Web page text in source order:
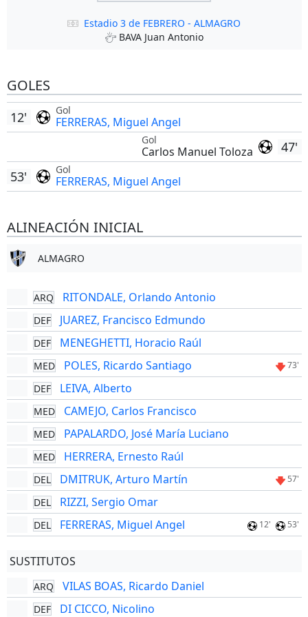
Estadio 3 de FEBRERO - ALMAGRO
BAVA Juan Antonio
GOLES
Gol
FERRERAS, Miguel Angel
12'
47'
Gol
Carlos Manuel Toloza
Gol
FERRERAS, Miguel Angel
53'
ALINEACIÓN INICIAL
ALMAGRO
ARQ RITONDALE, Orlando Antonio
DEF JUAREZ, Francisco Edmundo
DEF MENEGHETTI, Horacio Raúl
MED POLES, Ricardo Santiago 73'
DEF LEIVA, Alberto
MED CAMEJO, Carlos Francisco
MED PAPALARDO, José María Luciano
MED HERRERA, Ernesto Raúl
DEL DMITRUK, Arturo Martín 57'
DEL RIZZI, Sergio Omar
DEL FERRERAS, Miguel Angel 12' 53'
SUSTITUTOS
ARQ VILAS BOAS, Ricardo Daniel
DEF DI CICCO, Nicolino